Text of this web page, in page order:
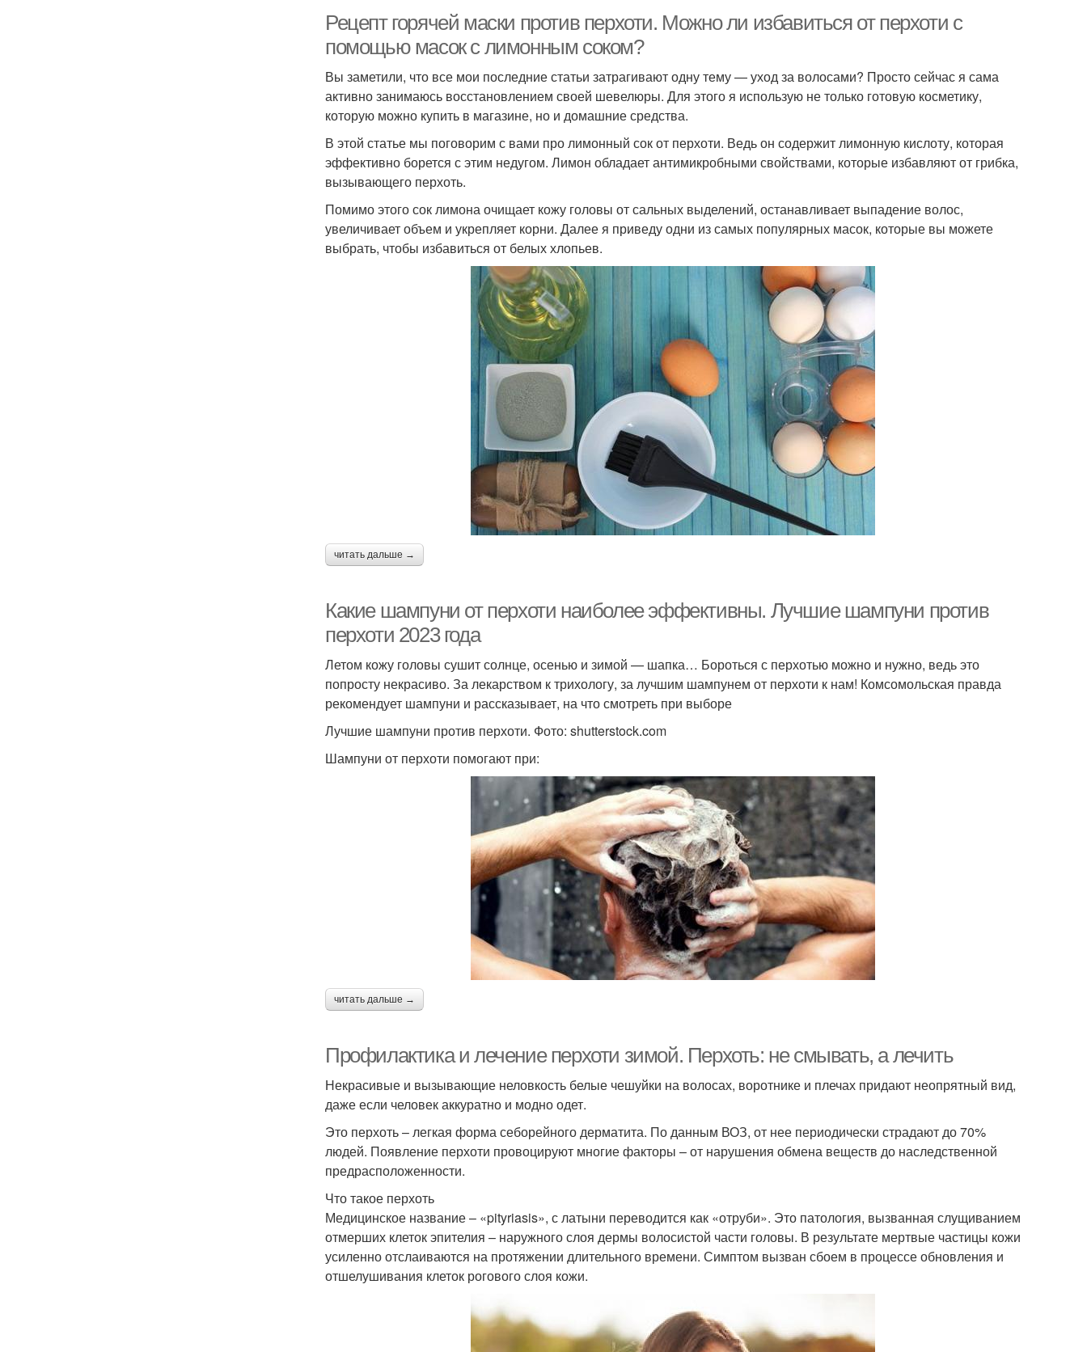
Рецепт горячей маски против перхоти. Можно ли избавиться от перхоти с
помощью масок с лимонным соком?
Вы заметили, что все мои последние статьи затрагивают одну тему — уход за волосами? Просто сейчас я сама
активно занимаюсь восстановлением своей шевелюры. Для этого я использую не только готовую косметику,
которую можно купить в магазине, но и домашние средства.
В этой статье мы поговорим с вами про лимонный сок от перхоти. Ведь он содержит лимонную кислоту, которая
эффективно борется с этим недугом. Лимон обладает антимикробными свойствами, которые избавляют от грибка,
вызывающего перхоть.
Помимо этого сок лимона очищает кожу головы от сальных выделений, останавливает выпадение волос,
увеличивает объем и укрепляет корни. Далее я приведу одни из самых популярных масок, которые вы можете
выбрать, чтобы избавиться от белых хлопьев.
читать дальше →
Какие шампуни от перхоти наиболее эффективны. Лучшие шампуни против
перхоти 2023 года
Летом кожу головы сушит солнце, осенью и зимой — шапка… Бороться с перхотью можно и нужно, ведь это
попросту некрасиво. За лекарством к трихологу, за лучшим шампунем от перхоти к нам! Комсомольская правда
рекомендует шампуни и рассказывает, на что смотреть при выборе
Лучшие шампуни против перхоти. Фото: shutterstock.com
Шампуни от перхоти помогают при:
читать дальше →
Профилактика и лечение перхоти зимой. Перхоть: не смывать, а лечить
Некрасивые и вызывающие неловкость белые чешуйки на волосах, воротнике и плечах придают неопрятный вид,
даже если человек аккуратно и модно одет.
Это перхоть – легкая форма себорейного дерматита. По данным ВОЗ, от нее периодически страдают до 70%
людей. Появление перхоти провоцируют многие факторы – от нарушения обмена веществ до наследственной
предрасположенности.
Что такое перхоть
Медицинское название – «pityriasis», с латыни переводится как «отруби». Это патология, вызванная слущиванием
отмерших клеток эпителия – наружного слоя дермы волосистой части головы. В результате мертвые частицы кожи
усиленно отслаиваются на протяжении длительного времени. Симптом вызван сбоем в процессе обновления и
отшелушивания клеток рогового слоя кожи.